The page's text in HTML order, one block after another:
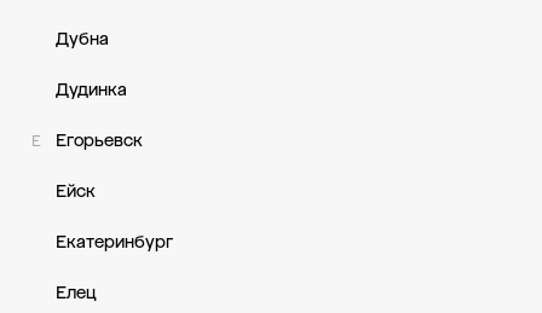
Дубна
Дудинка
Е Егорьевск
Ейск
Екатеринбург
Елец